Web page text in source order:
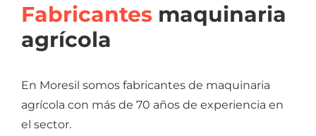
Fabricantesmaquinaria
agrícola
En Moresil somos fabricantes de maquinaria
agrícola con más de 70 años de experiencia en
el sector.